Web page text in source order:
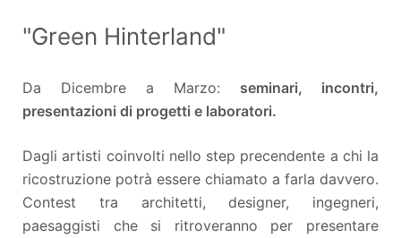
"Green Hinterland"
Da Dicembre a Marzo: seminari, incontri,
presentazioni di progetti e laboratori.
Dagli artisti coinvolti nello step precendente a chi la
ricostruzione potrà essere chiamato a farla davvero.
Contest tra architetti, designer, ingegneri,
paesaggisti che si ritroveranno per presentare